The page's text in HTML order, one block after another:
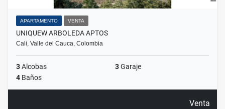
APARTAMENTO VENTA
UNIQUEW ARBOLEDA APTOS
Cali, Valle del Cauca, Colombia
3Alcobas 3Garaje
4 Baños
Venta